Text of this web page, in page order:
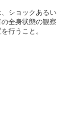
ショックあるい
全身状態の観察
行うこと。